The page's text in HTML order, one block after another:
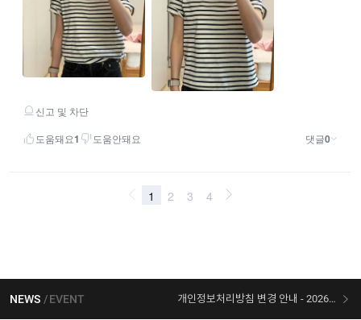
NEWS EVENT 개인정보처리방침 변경 안내 - 2026/07/30 시행